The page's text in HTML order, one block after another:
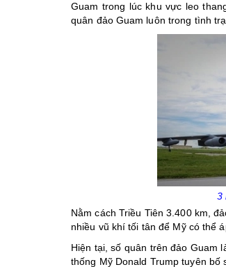
Guam trong lúc khu vực leo
quân đảo Guam luôn trong tình
3
Nằm cách Triều Tiên 3.400 km,
nhiều vũ khí tối tân để Mỹ có thể
Hiện tại, số quân trên đảo Guam
thống Mỹ Donald Trump tuyên bố